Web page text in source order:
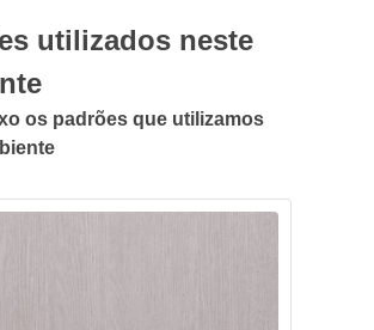
utilizados neste
os padrões que utilizamos